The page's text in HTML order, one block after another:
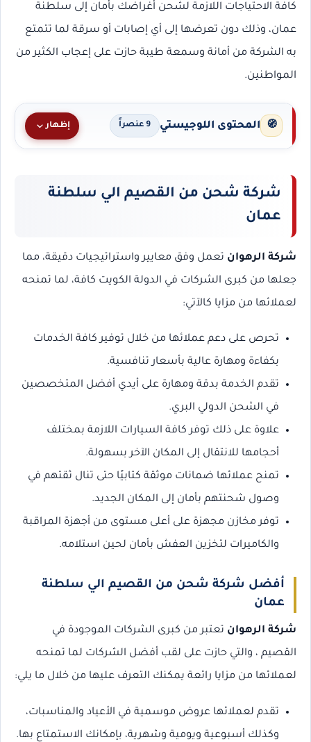
كافة الاحتياجات اللازمة لشحن أغراضك بأمان إلى سلطنة
عمان، وذلك دون تعرضها إلى أي إصابات أو سرقة لما تتمتع
به الشركة من أمانة وسمعة طيبة حازت على إعجاب الكثير من
المواطنين.
🧭 المحتوى اللوجيستي 9 عنصراً إظهار
شركة شحن من القصيم الي سلطنة
عمان
شركة الرهوان تعمل وفق معايير واستراتيجيات دقيقة، مما
جعلها من كبرى الشركات في الدولة الكويت كافة، لما تمنحه
لعملائها من مزايا كالآتي:
تحرص على دعم عملائها من خلال توفير كافة الخدمات
بكفاءة ومهارة عالية بأسعار تنافسية.
تقدم الخدمة بدقة ومهارة على أيدي أفضل المتخصصين
في الشحن الدولي البري.
علاوة على ذلك توفر كافة السيارات اللازمة بمختلف
أحجامها للانتقال إلى المكان الآخر بسهولة.
تمنح عملائها ضمانات موثقة كتابيًا حتى تنال ثقتهم في
وصول شحنتهم بأمان إلى المكان الجديد.
توفر مخازن مجهزة على أعلى مستوى من أجهزة المراقبة
والكاميرات لتخزين العفش بأمان لحين استلامه.
أفضل شركة شحن من القصيم الي سلطنة
عمان
شركة الرهوان تعتبر من كبرى الشركات الموجودة في
القصيم ، والتي حازت على لقب أفضل الشركات لما تمنحه
لعملائها من مزايا رائعة يمكنك التعرف عليها من خلال ما يلي:
تقدم لعملائها عروض موسمية في الأعياد والمناسبات،
وكذلك أسبوعية ويومية وشهرية، بإمكانك الاستمتاع بها.